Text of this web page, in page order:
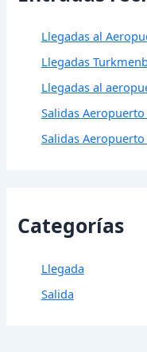
Llegadas al
Llegadas
Llegadas al
Salidas Aeropuerto
Salidas
Categorías
Llegada
Salida